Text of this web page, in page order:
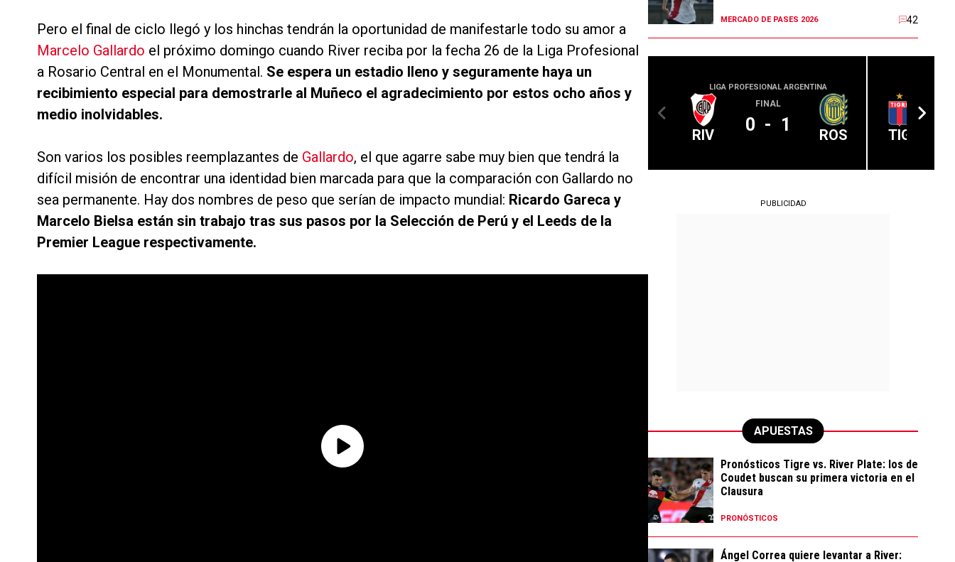
Pero el final de ciclo llegó y los hinchas tendrán la oportunidad de manifestarle todo su amor a
Marcelo Gallardo el próximo domingo cuando River reciba por la fecha 26 de la Liga Profesional
a Rosario Central en el Monumental. Se espera un estadio lleno y seguramente haya un
recibimiento especial para demostrarle al Muñeco el agradecimiento por estos ocho años y
medio inolvidables.
Son varios los posibles reemplazantes de Gallardo, el que agarre sabe muy bien que tendrá la
difícil misión de encontrar una identidad bien marcada para que la comparación con Gallardo no
sea permanente. Hay dos nombres de peso que serían de impacto mundial: Ricardo Gareca y
Marcelo Bielsa están sin trabajo tras sus pasos por la Selección de Perú y el Leeds de la
Premier League respectivamente.
MERCADO DE PASES 2026 42
LIGA PROFESIONAL ARGENTINA
RIV
FINAL
0 - 1 ROS TIG
PUBLICIDAD
APUESTAS
Pronósticos Tigre vs. River Plate: los de
Coudet buscan su primera victoria en el
Clausura
PRONÓSTICOS
Ángel Correa quiere levantar a River: